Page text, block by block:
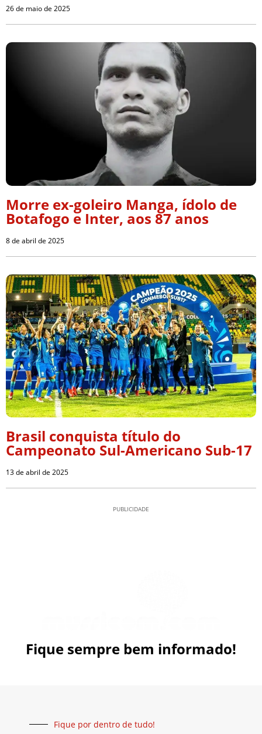
26 de maio de 2025
Morre ex-goleiro Manga, ídolo de
Botafogo e Inter, aos 87 anos
8 de abril de 2025
Brasil conquista título do
Campeonato Sul-Americano Sub-17
13 de abril de 2025
PUBLICIDADE
Fique sempre bem informado!
Fique por dentro de tudo!